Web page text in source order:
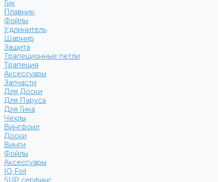
Гик
Плавник
Фойлы
Удлинитель
Шарнир
Защита
Трапеционные петли
Трапеция
Аксессуары
Запчасти
Для Доски
Для Паруса
Для Гика
Чехлы
Вингфоил
Доски
Винги
Фойлы
Аксессуары
IQ Foil
SUP серфинг